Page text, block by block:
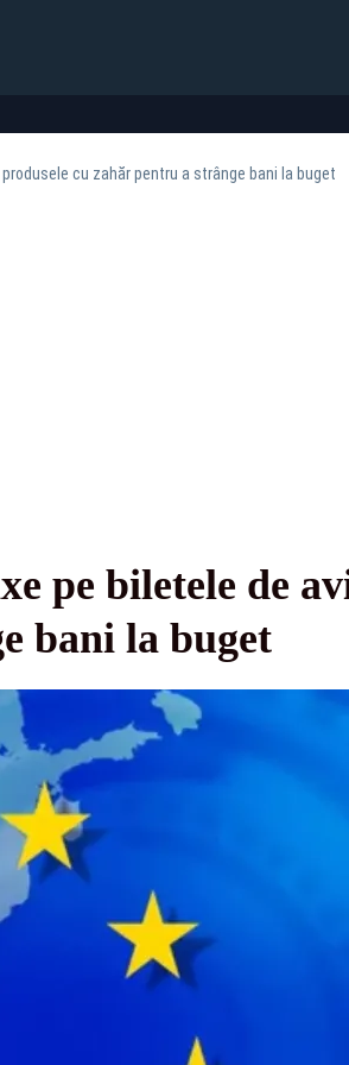
cu zahăr pentru a strânge bani la buget
pe biletele de
bani la buget